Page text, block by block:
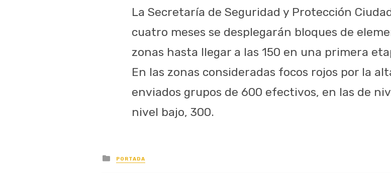
La Secretaría de Seguridad y Protección
cuatro meses se desplegarán bloques de
zonas hasta llegar a las 150 en una primera
En las zonas consideradas focos rojos por la
enviados grupos de 600 efectivos, en las de
nivel bajo, 300.
Posted
in
PORTADA